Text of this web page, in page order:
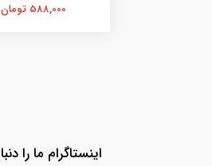
588,000 تومان
اینستاگرام ما را